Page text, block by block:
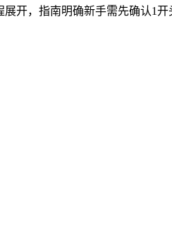
开，指南明确新手需先确认1